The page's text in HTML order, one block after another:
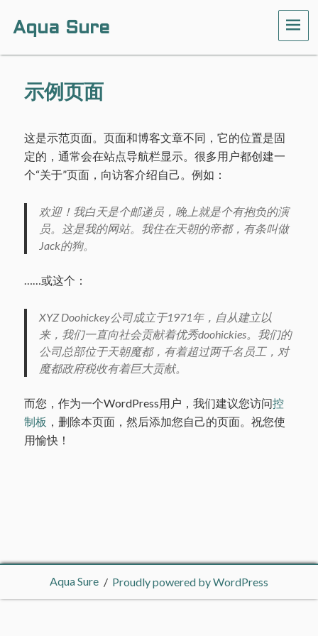
Aqua Sure
示例页面
这是示范页面。页面和博客文章不同，它的位置是固
定的，通常会在站点导航栏显示。很多用户都创建一
个“关于”页面，向访客介绍自己。例如：
欢迎！我白天是个邮递员，晚上就是个有抱负的演
员。这是我的网站。我住在天朝的帝都，有条叫做
Jack的狗。
……或这个：
XYZ Doohickey公司成立于1971年，自从建立以
来，我们一直向社会贡献着优秀doohickies。我们的
公司总部位于天朝魔都，有着超过两千名员工，对
魔都政府税收有着巨大贡献。
而您，作为一个WordPress用户，我们建议您访问控
制板 ，删除本页面，然后添加您自己的页面。祝您使
用愉快！
Aqua Sure Proudly powered by WordPress